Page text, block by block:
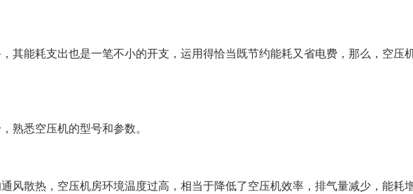
其能耗支出也是一笔不小的开支，运用得恰当既节约能耗又省电费，那么，空压
熟悉空压机的型号和参数。
风散热，空压机房环境温度过高，相当于降低了空压机效率，排气量减少，能耗